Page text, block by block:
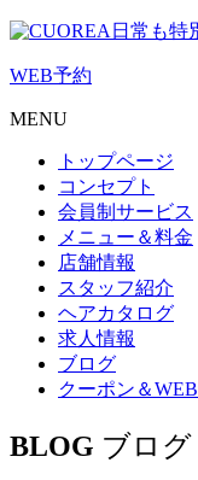
日常も特
WEB予約
MENU
トップページ
コンセプト
会員制サービス
メニュー＆料金
店舗情報
スタッフ紹介
ヘアカタログ
求人情報
ブログ
クーポン＆
BLOG ブログ